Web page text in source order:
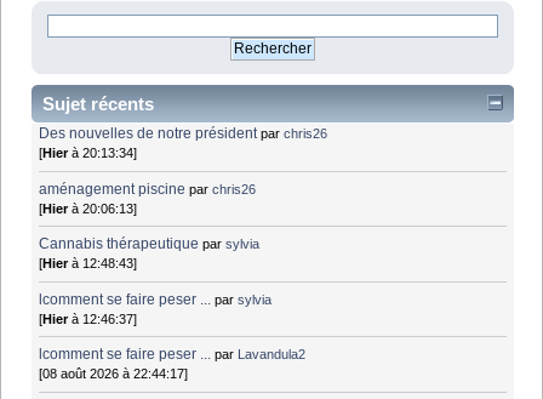
Sujet récents
Des nouvelles de notre président parchris26
[Hierà 20:13:34]
aménagement piscine parchris26
[Hierà 20:06:13]
Cannabis thérapeutique parsylvia
[Hierà 12:48:43]
lcomment se faire peser ... parsylvia
[Hierà 12:46:37]
lcomment se faire peser ... par
Lavandula2
[08 août 2026 à 22:44:17]